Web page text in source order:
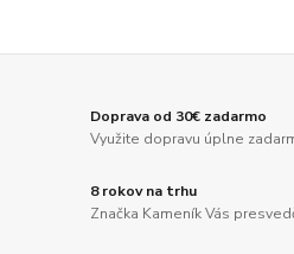
Doprava od 30€ zadarmo
Využite dopravu úplne
8 rokov na trhu
Značka Kameník Vás